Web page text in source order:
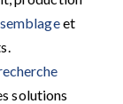
et
solutions